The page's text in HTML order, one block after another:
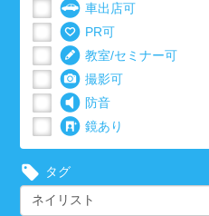
車出店可
PR可
教室/セミナー可
撮影可
防音
鏡あり
タグ